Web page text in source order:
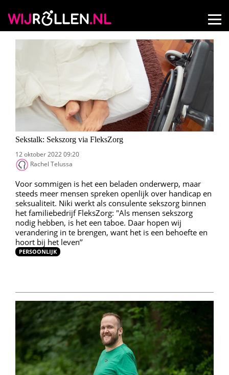
Sekstalk: Sekszorg via FleksZorg
12 oktober 2022 09:20
Rachel Telussa
Voor sommigen is het een beladen onderwerp, maar
steeds meer mensen spreken openlijk over handicap en
seksualiteit. Niki werkt als consulente sekszorg binnen
het familiebedrijf FleksZorg: "Als mensen sekszorg
nodig hebben, is het een taboe. Daar hopen wij
verandering in te brengen, want het is een behoefte en
hoort bij het leven’’
PERSOONLIJK